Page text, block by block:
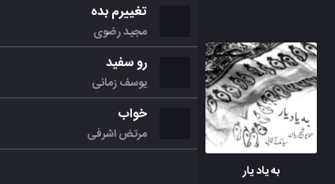
به یاد یار
تغییرم بده
مجید رضوی
رو سفید
یوسف زمانی
خواب
مرتض اشرفی